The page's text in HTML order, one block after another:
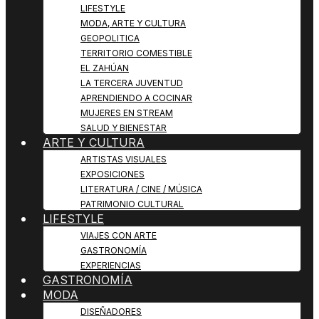
LIFESTYLE
MODA, ARTE Y CULTURA
GEOPOLITICA
TERRITORIO COMESTIBLE
EL ZAHÚAN
LA TERCERA JUVENTUD
APRENDIENDO A COCINAR
MUJERES EN STREAM
SALUD Y BIENESTAR
ARTE Y CULTURA
ARTISTAS VISUALES
EXPOSICIONES
LITERATURA / CINE / MÚSICA
PATRIMONIO CULTURAL
LIFESTYLE
VIAJES CON ARTE
GASTRONOMÍA
EXPERIENCIAS
GASTRONOMÍA
MODA
DISEÑADORES